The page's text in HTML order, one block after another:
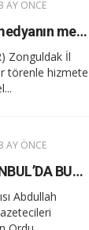
AY ÖNCE
TİMBİR Zonguldak’ta dijital medyanın meşalesini yaktı: Açılış gerçekleşti
Zonguldak İl
törenle hizmete
AY ÖNCE
ORDULU GAZETECİLER İSTANBUL’DA BULUŞTU
Abdullah